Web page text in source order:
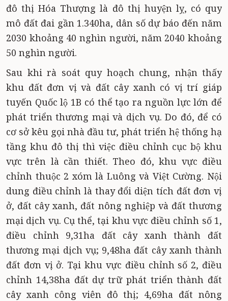
đô thị Hóa Thượng là đô thị huyện lỵ, có quy
mô đất đai gần 1.340ha, dân số dự báo đến năm
2030 khoảng 40 nghìn người, năm 2040 khoảng
50 nghìn người.
Sau khi rà soát quy hoạch chung, nhận thấy
khu đất đơn vị và đất cây xanh có vị trí giáp
tuyến Quốc lộ 1B có thể tạo ra nguồn lực lớn để
phát triển thương mại và dịch vụ. Do đó, để có
cơ sở kêu gọi nhà đầu tư, phát triển hệ thống hạ
tầng khu đô thị thì việc điều chỉnh cục bộ khu
vực trên là cần thiết. Theo đó, khu vực điều
chỉnh thuộc 2 xóm là Luông và Việt Cường. Nội
dung điều chỉnh là thay đổi diện tích đất đơn vị
ở, đất cây xanh, đất nông nghiệp và đất thương
mại dịch vụ. Cụ thể, tại khu vực điều chỉnh số 1,
điều chỉnh 9,31ha đất cây xanh thành đất
thương mại dịch vụ; 9,48ha đất cây xanh thành
đất đơn vị ở. Tại khu vực điều chỉnh số 2, điều
chỉnh 14,38ha đất dự trữ phát triển thành đất
cây xanh công viên đô thị; 4,69ha đất nông